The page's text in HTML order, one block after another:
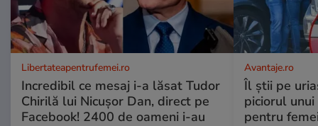
Libertateapentrufemei.ro
Incredibil ce mesaj i-a lăsat Tudor
Chirilă lui Nicușor Dan, direct pe
Facebook! 2400 de oameni i-au
Avantaje.ro
Îl știi pe
piciorul
pentru